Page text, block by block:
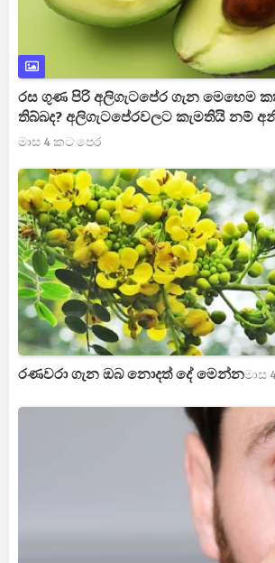
රස ගුණ පිරි අලිගැටපේර ගැන මෙහෙම
තිබ්බද? අලිගැටපේරවලට කැමතියි නම්
කියවලා බලන්න
මාස 4 කට පෙර
රණවරා ගැන ඔබ නොදත් දේ මෙන්නමාස